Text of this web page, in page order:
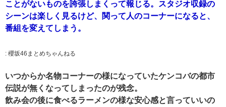
ことがないものを誇張しまくって報じる。スタジオ収録の
シーンは楽しく見るけど、関って人のコーナーになると、
番組を変えてしまう。
: 櫻坂46まとめちゃんねる
いつからか名物コーナーの様になっていたケンコバの都市
伝説が無くなってしまったのが残念。
飲み会の後に食べるラーメンの様な安心感と言っていいの